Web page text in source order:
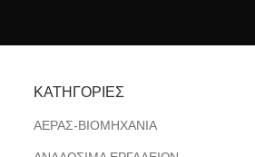
ΚΑΤΗΓΟΡΊΕΣ
ΑΕΡΑΣ-ΒΙΟΜΗΧΑΝΙΑ